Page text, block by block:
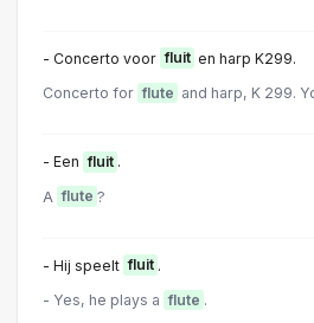
- Concerto voor fluit en harp K299.
Concerto for flute and harp, K 299.
- Een fluit .
A flute ?
- Hij speelt fluit .
- Yes, he plays a flute .